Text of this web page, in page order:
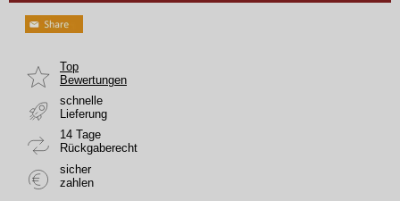
Top
Bewertungen
schnelle
Lieferung
14 Tage
Rückgaberecht
sicher
zahlen